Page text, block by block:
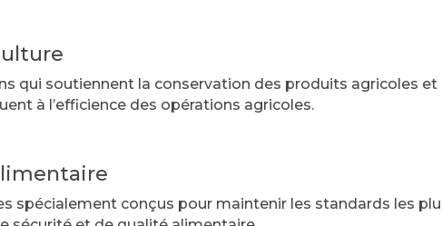
qui soutiennent la conservation des produits agricoles et
à l’efficience des opérations agricoles.
spécialement conçus pour maintenir les standards les